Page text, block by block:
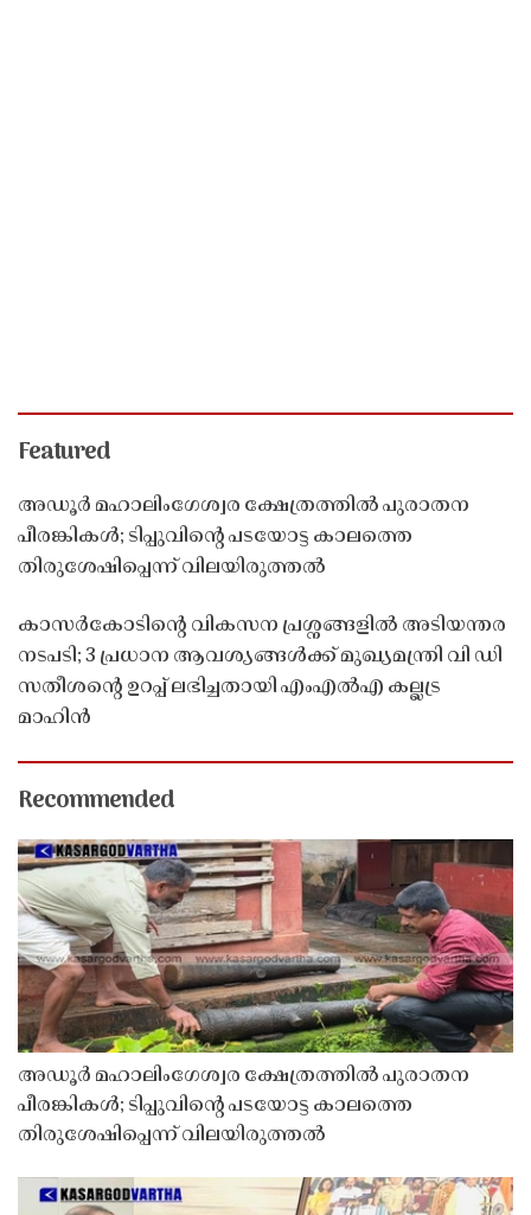
Featured
അഡൂർ മഹാലിംഗേശ്വര ക്ഷേത്രത്തിൽ പുരാതന
പീരങ്കികൾ; ടിപ്പുവിൻ്റെ പടയോട്ട കാലത്തെ
തിരുശേഷിപ്പെന്ന് വിലയിരുത്തൽ
കാസർകോടിൻ്റെ വികസന പ്രശ്നങ്ങളിൽ അടിയന്തര
നടപടി; 3 പ്രധാന ആവശ്യങ്ങൾക്ക് മുഖ്യമന്ത്രി വി ഡി
സതീശൻ്റെ ഉറപ്പ് ലഭിച്ചതായി എംഎൽഎ കല്ലട്ര
മാഹിൻ
Recommended
അഡൂർ മഹാലിംഗേശ്വര ക്ഷേത്രത്തിൽ പുരാതന
പീരങ്കികൾ; ടിപ്പുവിൻ്റെ പടയോട്ട കാലത്തെ
തിരുശേഷിപ്പെന്ന് വിലയിരുത്തൽ